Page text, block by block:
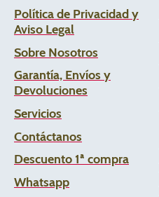
Política de Privacidad y
Aviso Legal
Sobre Nosotros
Garantía, Envíos y
Devoluciones
Servicios
Contáctanos
Descuento 1ª compra
Whatsapp